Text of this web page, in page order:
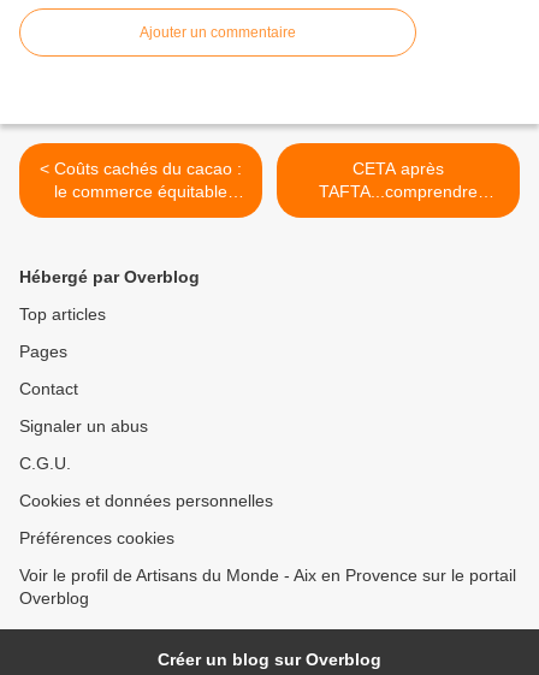
Ajouter un commentaire
< Coûts cachés du cacao :
le commerce équitable
peut-il faire la différence ?
CETA après
TAFTA...comprendre
l'entourloupe! >
Hébergé par Overblog
Top articles
Pages
Contact
Signaler un abus
C.G.U.
Cookies et données personnelles
Préférences cookies
Voir le profil de Artisans du Monde - Aix en Provence sur le portail
Overblog
Créer un blog sur Overblog